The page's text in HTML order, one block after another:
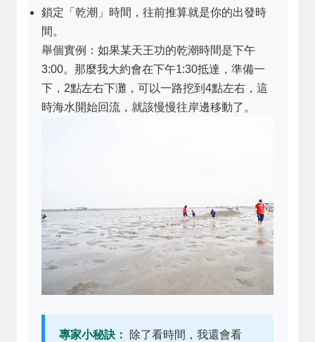
鎖定「乾潮」時間，往前推算就是你的出發時
間。
舉個實例：如果某天王功的乾潮時間是下午
3:00。那麼我大約會在下午1:30抵達，準備一
下，2點左右下灘，可以一路挖到4點左右，這
時海水開始回流，就該慢慢往岸邊移動了。
專家小秘訣：
除了看時間，我還會看